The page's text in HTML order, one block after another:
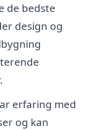
de bedste
design og
erfaring med
og kan